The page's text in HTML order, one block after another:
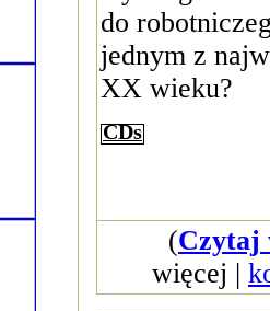
do
jednym z
XX wieku?
CDs
(Czytaj
więcej |